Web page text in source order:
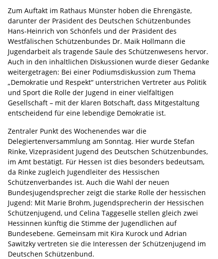
Zum Auftakt im Rathaus Münster hoben die Ehrengäste,
darunter der Präsident des Deutschen Schützenbundes
Hans-Heinrich von Schönfels und der Präsident des
Westfälischen Schützenbundes Dr. Maik Hollmann die
Jugendarbeit als tragende Säule des Schützenwesens hervor.
Auch in den inhaltlichen Diskussionen wurde dieser Gedanke
weitergetragen: Bei einer Podiumsdiskussion zum Thema
„Demokratie und Respekt“ unterstrichen Vertreter aus Politik
und Sport die Rolle der Jugend in einer vielfältigen
Gesellschaft – mit der klaren Botschaft, dass Mitgestaltung
entscheidend für eine lebendige Demokratie ist.
Zentraler Punkt des Wochenendes war die
Delegiertenversammlung am Sonntag. Hier wurde Stefan
Rinke, Vizepräsident Jugend des Deutschen Schützenbundes,
im Amt bestätigt. Für Hessen ist dies besonders bedeutsam,
da Rinke zugleich Jugendleiter des Hessischen
Schützenverbandes ist. Auch die Wahl der neuen
Bundesjugendsprecher zeigt die starke Rolle der hessischen
Jugend: Mit Marie Brohm, Jugendsprecherin der Hessischen
Schützenjugend, und Celina Taggeselle stellen gleich zwei
Hessinnen künftig die Stimme der Jugendlichen auf
Bundesebene. Gemeinsam mit Kira Kurock und Adrian
Sawitzky vertreten sie die Interessen der Schützenjugend im
Deutschen Schützenbund.